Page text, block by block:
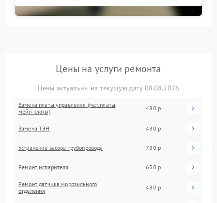
Цены на услуги ремонта
Цены актуальны на текущую дату 08.08.2026
Замена платы управления (мат.платы,
мейн платы)
480 р
Замена ТЭН 480 р
Устранение засора трубопровода 780 р
Ремонт испарителя 630 р
Ремонт датчика морозильного
отделения
480 р